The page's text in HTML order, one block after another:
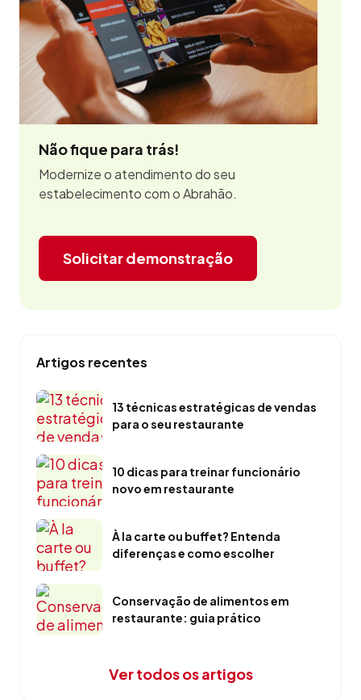
Não fique para trás!
Modernize o atendimento do seu
estabelecimento com o Abrahão.
Solicitar demonstração
Artigos recentes
13 técnicas estratégicas de vendas
para o seu restaurante
10 dicas para treinar funcionário
novo em restaurante
À la carte ou buffet? Entenda
diferenças e como escolher
Conservação de alimentos em
restaurante: guia prático
Ver todos os artigos